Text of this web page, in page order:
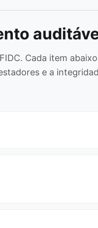
Cada item
e a